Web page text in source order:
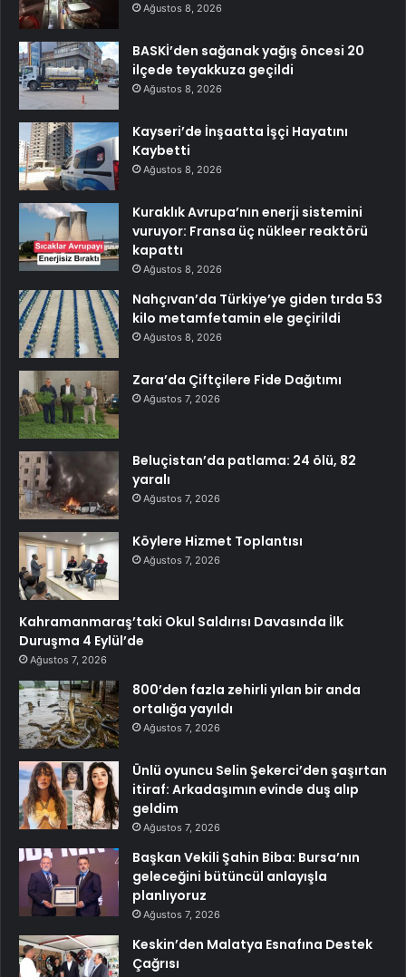
Ağustos 8, 2026
BASKİ’den sağanak yağış öncesi 20
ilçede teyakkuza geçildi
Ağustos 8, 2026
Kayseri’de İnşaatta İşçi Hayatını
Kaybetti
Ağustos 8, 2026
Kuraklık Avrupa’nın enerji sistemini
vuruyor: Fransa üç nükleer reaktörü
kapattı
Ağustos 8, 2026
Nahçıvan’da Türkiye’ye giden tırda 53
kilo metamfetamin ele geçirildi
Ağustos 8, 2026
Zara’da Çiftçilere Fide Dağıtımı
Ağustos 7, 2026
Beluçistan’da patlama: 24 ölü, 82
yaralı
Ağustos 7, 2026
Köylere Hizmet Toplantısı
Ağustos 7, 2026
Kahramanmaraş’taki Okul Saldırısı Davasında İlk
Duruşma 4 Eylül’de
Ağustos 7, 2026
800’den fazla zehirli yılan bir anda
ortalığa yayıldı
Ağustos 7, 2026
Ünlü oyuncu Selin Şekerci’den şaşırtan
itiraf: Arkadaşımın evinde duş alıp
geldim
Ağustos 7, 2026
Başkan Vekili Şahin Biba: Bursa’nın
geleceğini bütüncül anlayışla
planlıyoruz
Ağustos 7, 2026
Keskin’den Malatya Esnafına Destek
Çağrısı